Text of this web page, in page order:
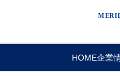
HOME企業